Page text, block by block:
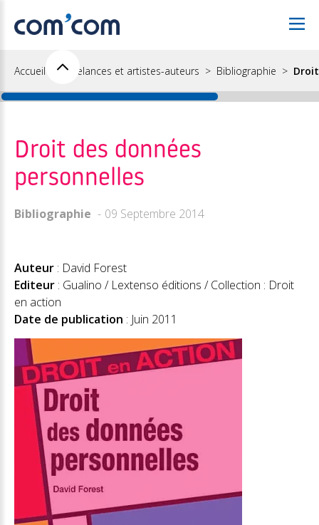
Accueil Freelances et artistes-auteurs Bibliographie
Droit des données
personnelles
Bibliographie 09 Septembre 2014
Auteur : David Forest
Editeur : Gualino / Lextenso éditions / Collection : Droit
en action
Date de publication : Juin 2011